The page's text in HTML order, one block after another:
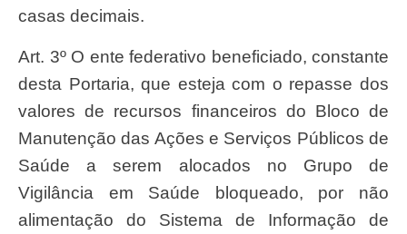
casas decimais.
Art. 3º O ente federativo beneficiado, constante
desta Portaria, que esteja com o repasse dos
valores de recursos financeiros do Bloco de
Manutenção das Ações e Serviços Públicos de
Saúde a serem alocados no Grupo de
Vigilância em Saúde bloqueado, por não
alimentação do Sistema de Informação de